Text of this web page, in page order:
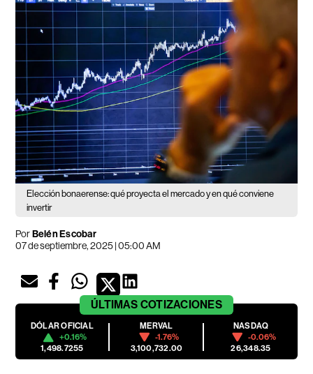
Elección bonaerense: qué proyecta el mercado y en qué conviene
invertir
PorBelén Escobar
07 de septiembre, 2025 | 05:00 AM
ÚLTIMAS COTIZACIONES
DÓLAR OFICIAL
+0.16%
1,498.7255
MERVAL
-1.76%
3,100,732.00
NASDAQ
-0.06%
26,348.35